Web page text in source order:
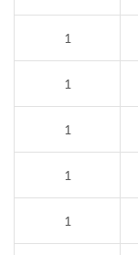
1
1
1
1
1